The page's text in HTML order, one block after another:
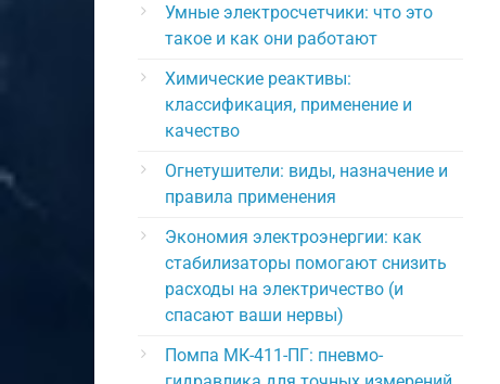
Умные электросчетчики: что это
такое и как они работают
Химические реактивы:
классификация, применение и
качество
Огнетушители: виды, назначение и
правила применения
Экономия электроэнергии: как
стабилизаторы помогают снизить
расходы на электричество (и
спасают ваши нервы)
Помпа МК-411-ПГ: пневмо-